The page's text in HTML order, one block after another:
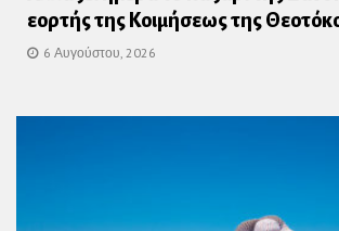
εορτής της Κοιμήσεως της
6 Αυγούστου, 2026